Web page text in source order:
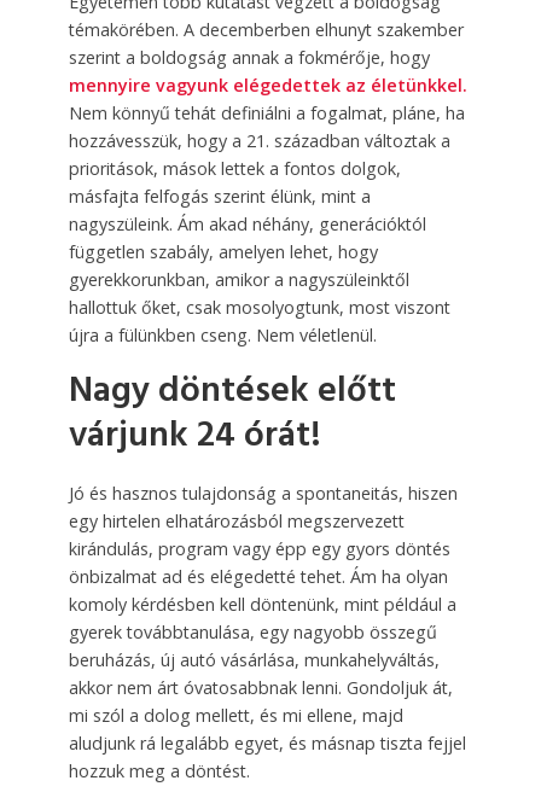
témakörében. A decemberben elhunyt szakember
szerint a boldogság annak a fokmérője, hogy
mennyire vagyunk elégedettek az életünkkel.
Nem könnyű tehát definiálni a fogalmat, pláne, ha
hozzávesszük, hogy a 21. században változtak a
prioritások, mások lettek a fontos dolgok,
másfajta felfogás szerint élünk, mint a
nagyszüleink. Ám akad néhány, generációktól
független szabály, amelyen lehet, hogy
gyerekkorunkban, amikor a nagyszüleinktől
hallottuk őket, csak mosolyogtunk, most viszont
újra a fülünkben cseng. Nem véletlenül.
Nagy döntések előtt
várjunk 24 órát!
Jó és hasznos tulajdonság a spontaneitás, hiszen
egy hirtelen elhatározásból megszervezett
kirándulás, program vagy épp egy gyors döntés
önbizalmat ad és elégedetté tehet. Ám ha olyan
komoly kérdésben kell döntenünk, mint például a
gyerek továbbtanulása, egy nagyobb összegű
beruházás, új autó vásárlása, munkahelyváltás,
akkor nem árt óvatosabbnak lenni. Gondoljuk át,
mi szól a dolog mellett, és mi ellene, majd
aludjunk rá legalább egyet, és másnap tiszta fejjel
hozzuk meg a döntést.